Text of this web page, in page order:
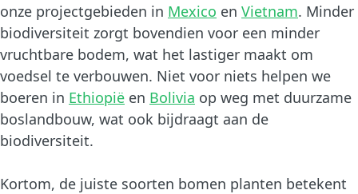
onze projectgebieden in Mexico en Vietnam. Minder
biodiversiteit zorgt bovendien voor een minder
vruchtbare bodem, wat het lastiger maakt om
voedsel te verbouwen. Niet voor niets helpen we
boeren in Ethiopië en Bolivia op weg met duurzame
boslandbouw, wat ook bijdraagt aan de
biodiversiteit.
Kortom, de juiste soorten bomen planten betekent